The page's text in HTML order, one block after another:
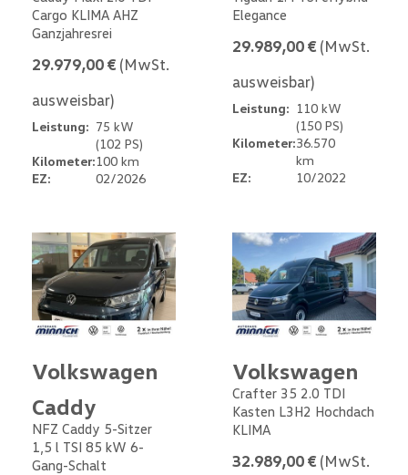
Cargo KLIMA AHZ
Ganzjahresrei
29.979,00 € (MwSt.
ausweisbar)
Leistung: 75 kW
(102 PS)
Kilometer:100 km
EZ:
02/2026
Elegance
29.989,00 € (MwSt.
ausweisbar)
Leistung: 110 kW
(150 PS)
Kilometer:36.570
km
EZ:
10/2022
Volkswagen
Caddy
NFZ Caddy 5-Sitzer
1,5 l TSI 85 kW 6-
Gang-Schalt
Volkswagen
Crafter 35 2.0 TDI
Kasten L3H2 Hochdach
KLIMA
32.989,00 € (MwSt.